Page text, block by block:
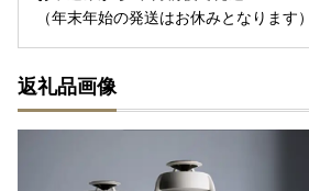
（年末年始の発送はお休みとなります）
返礼品画像